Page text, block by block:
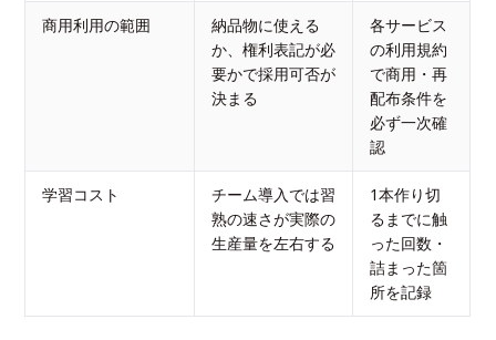
商用利用の範囲
納品物に使える
か、権利表記が必
要かで採用可否が
決まる
各サービス
の利用規約
で商用・再
配布条件を
必ず一次確
認
学習コスト
チーム導入では習
熟の速さが実際の
生産量を左右する
1本作り切
るまでに触
った回数・
詰まった箇
所を記録